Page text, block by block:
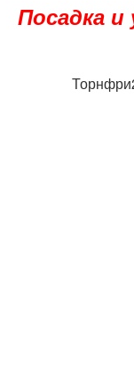
Посадка и